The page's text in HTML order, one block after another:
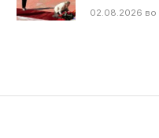
02.08.2026 во